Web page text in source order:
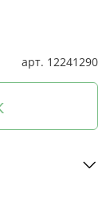
арт. 12241290